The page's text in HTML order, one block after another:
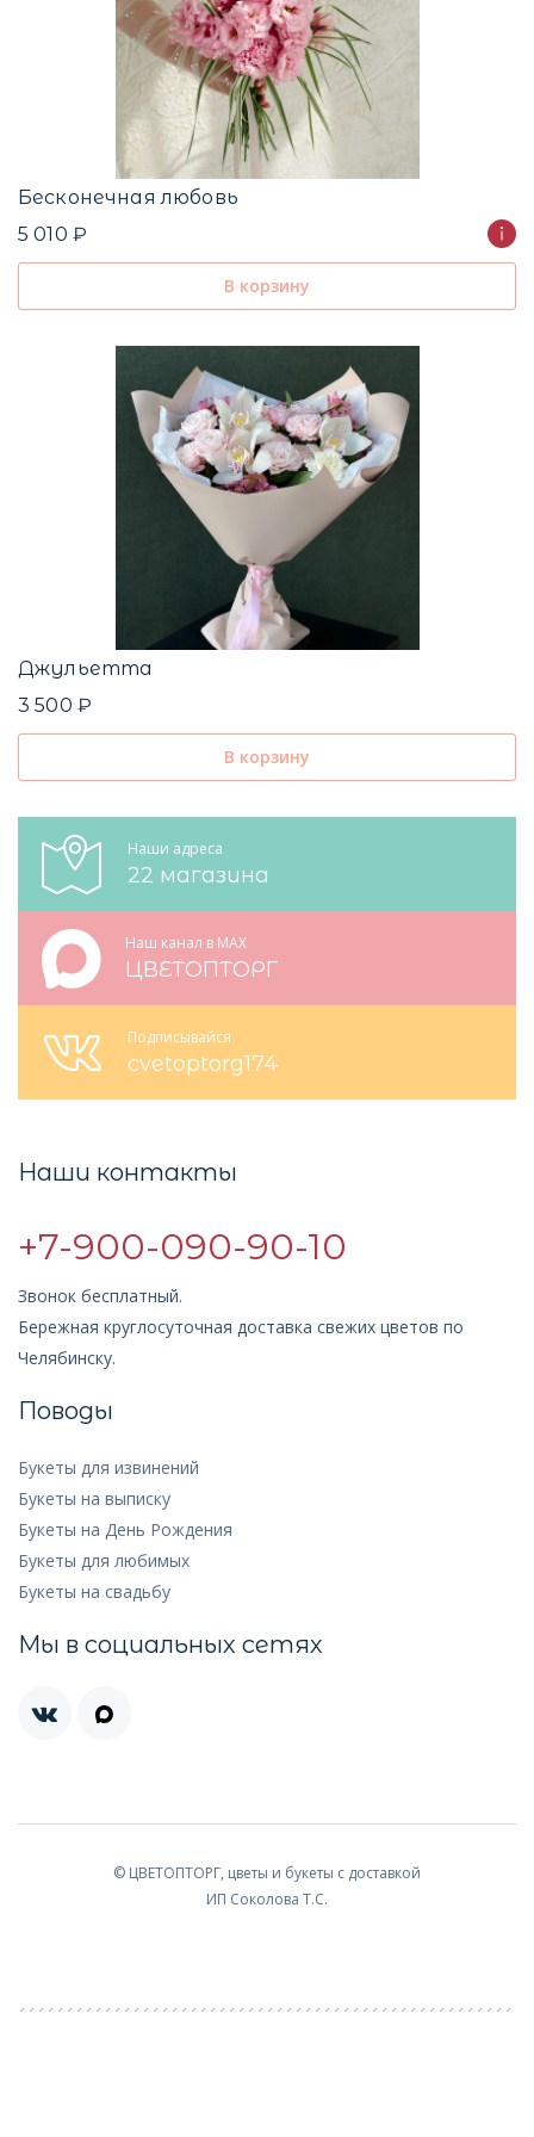
Бесконечная любовь
5 010 ₽
В корзину
Джульетта
3 500 ₽
В корзину
Наши адреса
22 магазина
Наш канал в MAX
ЦВЕТОПТОРГ
Подписывайся
cvetoptorg174
Наши контакты
+7-900-090-90-10
Звонок бесплатный.
Бережная круглосуточная доставка свежих цветов по
Челябинску.
Поводы
Букеты для извинений
Букеты на выписку
Букеты на День Рождения
Букеты для любимых
Букеты на свадьбу
Мы в социальных сетях
© ЦВЕТОПТОРГ, цветы и букеты с доставкой
ИП Соколова Т.С.